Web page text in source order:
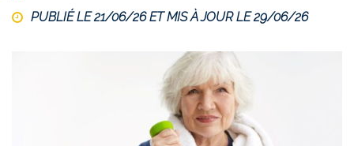
PUBLIÉ LE 21/06/26 ET MIS À JOUR LE29/06/26